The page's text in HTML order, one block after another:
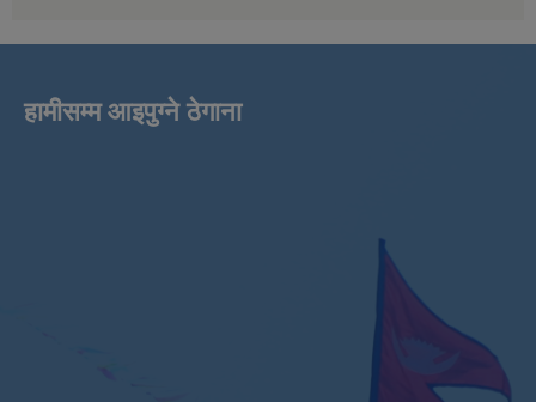
हामीसम्म आइपुग्ने ठेगाना